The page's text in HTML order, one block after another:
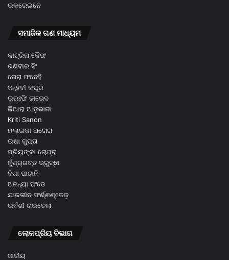
ଉକରେଇନେ
ସମାଜିକ ଗଣ ମାଧ୍ୟମ
କାଟ୍ରିନା କୈଫ
ରଣବୀର ସିଂ
ନୋରା ଫତେହି
ଜନ୍ହବୀ କପୂର
ଉରଃଫି ଜାଭେଦ
କିଆରା ଆଡ଼ଭାନୀ
Kriti Sanon
ମଲାଇକା ଅରୋରା
ଇଷା ଗୁପ୍ତା
ପ୍ରିୟଙ୍କା ଚୋପ୍ରା
ନୁଁଶ୍ର୍ରତ୍ତ ଭ୍ରୁଚ୍ଛା
ଦିଶା ପାଟାନି
ଅନନ୍ୟା ପଂଡେ
ଯାକଲୀନ ଫର୍ଣ୍ଣଣ୍ଡେଜ଼
ଉର୍ବଶୀ ରାଉତେଲା
ଲୋକପ୍ରିୟ ବିଭାଗ
ଜାତୀୟ